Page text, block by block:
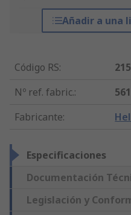
Añadir a una
Código RS:
Nº ref. fabric.:
Fabricante:
Especificaciones
Documentación
Legislación y